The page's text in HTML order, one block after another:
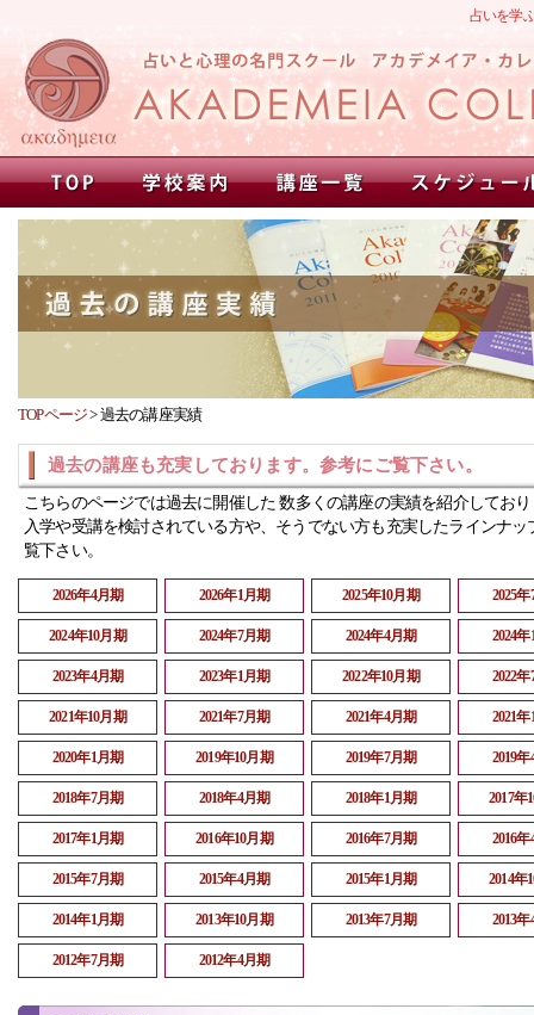
占いを学
TOPページ>過去の講座実績
過去の講座も充実しております。参考にご覧下さい。
こちらのページでは過去に開催した 数多くの講座の実績を紹介してお
入学や受講を検討されている方や、そうでない方も充実したラインナッ
覧下さい。
2026年4月期 2026年1月期 2025年10月期 2025
2024年10月期 2024年7月期 2024年4月期 2024
2023年4月期 2023年1月期 2022年10月期 2022
2021年10月期 2021年7月期 2021年4月期 2021
2020年1月期 2019年10月期 2019年7月期 2019
2018年7月期 2018年4月期 2018年1月期 2017年
2017年1月期 2016年10月期 2016年7月期 2016
2015年7月期 2015年4月期 2015年1月期 2014年
2014年1月期 2013年10月期 2013年7月期 2013
2012年7月期 2012年4月期